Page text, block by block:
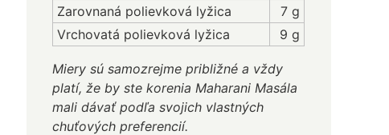
Zarovnaná polievková lyžica
7 g
Vrchovatá polievková lyžica
9 g
Miery sú samozrejme približné a vždy
platí, že by ste korenia Maharani Masála
mali dávať podľa svojich vlastných
chuťových preferencií.